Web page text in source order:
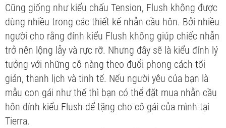
Cũng giống như kiểu chấu Tension, Flush không được
dùng nhiều trong các thiết kế nhẫn cầu hôn. Bởi nhiều
người cho rằng đính kiểu Flush không giúp chiếc nhẫn
trở nên lộng lẫy và rực rỡ. Nhưng đây sẽ là kiểu đính lý
tưởng với những cô nàng theo đuổi phong cách tối
giản, thanh lịch và tinh tế. Nếu người yêu của bạn là
mẫu con gái như thế thì bạn có thể đặt mua nhẫn cầu
hôn đính kiểu Flush để tặng cho cô gái của mình tại
Tierra.